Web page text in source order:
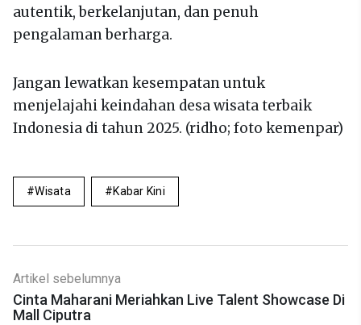
autentik, berkelanjutan, dan penuh
pengalaman berharga.
Jangan lewatkan kesempatan untuk
menjelajahi keindahan desa wisata terbaik
Indonesia di tahun 2025. (ridho; foto kemenpar)
Wisata Kabar Kini
Artikel sebelumnya
Cinta Maharani Meriahkan Live Talent Showcase Di
Mall Ciputra